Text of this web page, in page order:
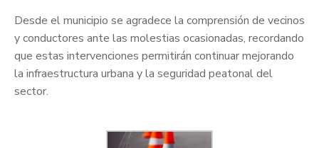
Desde el municipio se agradece la comprensión de vecinos
y conductores ante las molestias ocasionadas, recordando
que estas intervenciones permitirán continuar mejorando
la infraestructura urbana y la seguridad peatonal del
sector.